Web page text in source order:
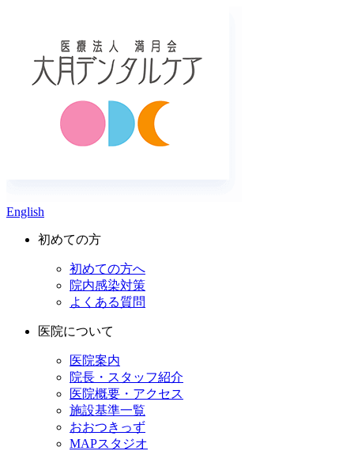
English
初めての方
初めての方へ
院内感染対策
よくある質問
医院について
医院案内
院長・スタッフ紹介
医院概要・アクセス
施設基準一覧
おおつきっず
MAPスタジオ